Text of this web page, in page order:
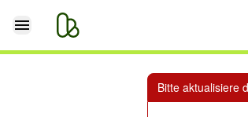
Bitte aktualisiere